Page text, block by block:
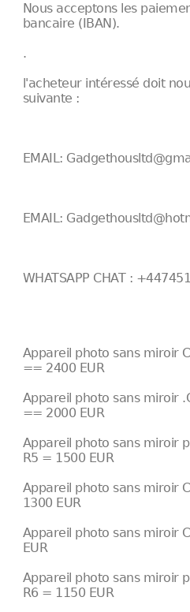
Nous acceptons les
bancaire (IBAN).
.
l'acheteur intéressé doit
suivante :
EMAIL:
EMAIL:
WHATSAPP CHAT :
Appareil photo sans miroir
== 2400 EUR
Appareil photo sans miroir
== 2000 EUR
Appareil photo sans miroir
R5 = 1500 EUR
Appareil photo sans miroir
1300 EUR
Appareil photo sans miroir
EUR
Appareil photo sans miroir
R6 = 1150 EUR